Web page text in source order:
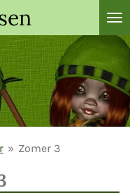
» Zomer 3